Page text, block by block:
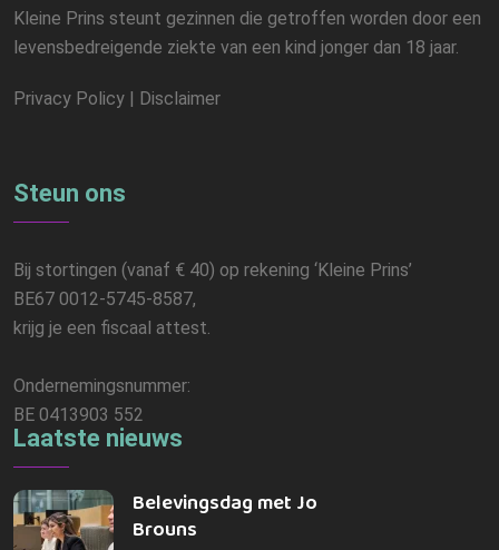
Kleine Prins steunt gezinnen die getroffen worden door een
levensbedreigende ziekte van een kind jonger dan 18 jaar.
Privacy Policy | Disclaimer
Steun ons
Bij stortingen (vanaf € 40) op rekening ‘Kleine Prins’
BE67 0012-5745-8587,
krijg je een fiscaal attest.
Ondernemingsnummer:
BE 0413903 552
Laatste nieuws
Belevingsdag met Jo
Brouns